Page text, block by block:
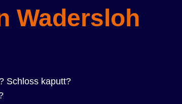
Wadersloh
Schloss kaputt?